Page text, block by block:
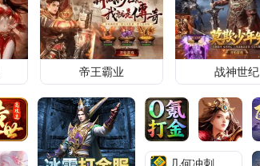
军正式参战，混战爆发
军事 罗马博识 3天前
帝王霸业 战神世纪
几何冲刺